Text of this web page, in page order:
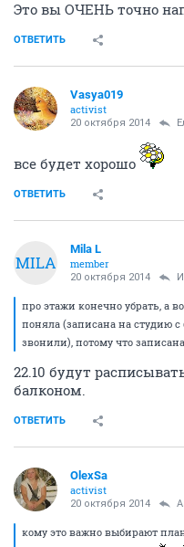
Это вы ОЧЕНЬ точно
ОТВЕТИТЬ
Vasya019
activist
20 октября 2014
все будет хорошо
ОТВЕТИТЬ
MILA
Mila L
member
20 октября 2014
про этажи конечно убрать, а
поняла (записана на студию
звонили), потому что
22.10 будут
балконом.
ОТВЕТИТЬ
OlexSa
activist
20 октября 2014
кому это важно выбирают